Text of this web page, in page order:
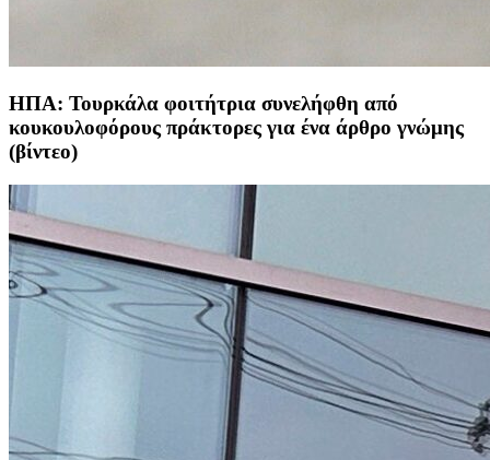
ΗΠΑ: Τουρκάλα φοιτήτρια συνελήφθη από
κουκουλοφόρους πράκτορες για ένα άρθρο γνώμης
(βίντεο)